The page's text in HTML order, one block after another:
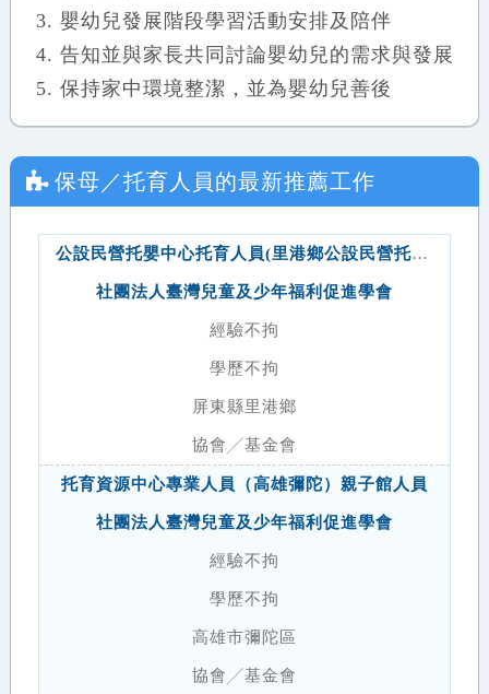
嬰幼兒發展階段學習活動安排及陪伴
告知並與家長共同討論嬰幼兒的需求與發展
保持家中環境整潔，並為嬰幼兒善後
保母／托育人員 的最新推薦工作
公設民營托嬰中心托育人員(里港鄉公設民營托嬰中心)
社團法人臺灣兒童及少年福利促進學會
經驗不拘
學歷不拘
屏東縣里港鄉
協會╱基金會
托育資源中心專業人員（高雄彌陀）親子館人員
社團法人臺灣兒童及少年福利促進學會
經驗不拘
學歷不拘
高雄市彌陀區
協會╱基金會